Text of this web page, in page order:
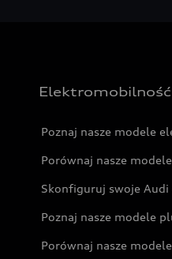
Elektromobilność
Poznaj nasze modele
Porównaj nasze
Skonfiguruj swoje Audi
Poznaj nasze modele
Porównaj nasze